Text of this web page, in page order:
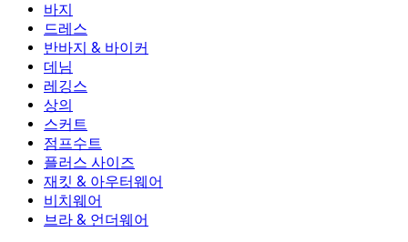
바지
바지
조거
작업 바지
플로우 팬츠
드레스
드레스
액티브 드레스
맥시 & 미디 드레스
미니 드레스
반바지 & 바이커
반바지 & 바이커
바이커
데님 반바지
2.5인치 반바지
데님
데님
데님 레깅스
와이드 진
데님 반바지
데님 스커트
레깅스
레깅스
데님 레깅스
힙업 레깅스
요가 레깅스
상의
상의
스포츠 브라
티셔츠
스커트
스커트
액티브 스커트
미니 스커트
맥시 & 미디 스커트
점프수트
점프수트
오버롤
롬퍼
플러스 사이즈
플러스 사이즈
플러스 사이즈 하의
플러스 사이즈 상의
플러스 사이즈 드레스
재킷 & 아우터웨어
재킷 & 아우터웨어
재킷 & 아우터웨어
아우터웨어
비치웨어
비치웨어
수영복 상의
브라 & 언더웨어
브라 & 언더웨어